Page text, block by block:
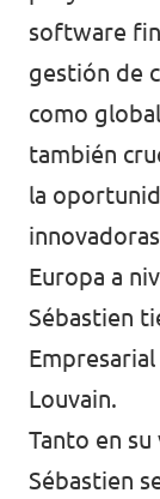
software
gestión de
como
también
la
Europa a
Sébastien
Louvain.
Tanto en
Sébastien